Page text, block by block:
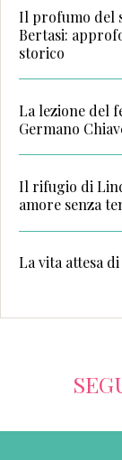
Il profumo del
Bertasi:
storico
La lezione del
Germano
Il rifugio di
amore senza
La vita attesa